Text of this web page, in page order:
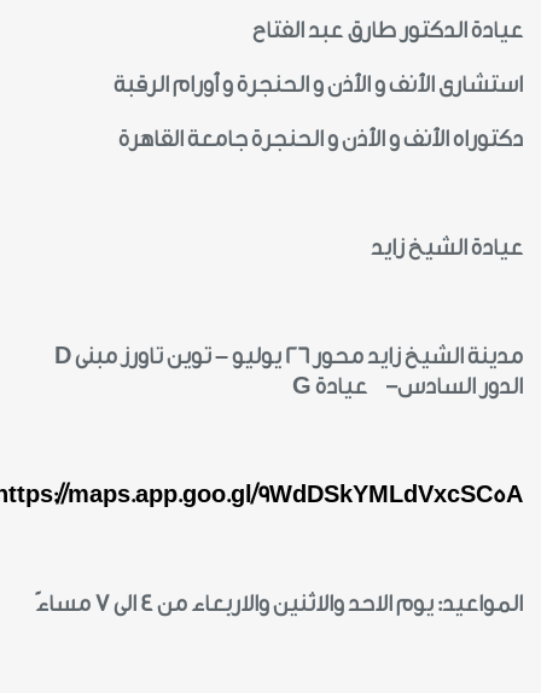
عيادة الدكتور طارق عبد الفتاح
استشارى الأنف و الأذن و الحنجرة و أورام الرقبة
دكتوراه الأنف و الأذن و الحنجرة جامعة القاهرة
عيادة الشيخ زايد
مدينة الشيخ زايد محور 26 يوليو – توين تاورز مبنى
D
الدور السادس- عيادةG
https://maps.app.goo.gl/9WdDSkYMLdVxcSC5A
المواعيد: يوم الاحد والاثنين والاربعاء من 4 الى 7 مساءً